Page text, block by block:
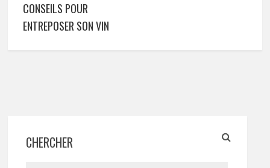
CONSEILS POUR
ENTREPOSER SON VIN
CHERCHER